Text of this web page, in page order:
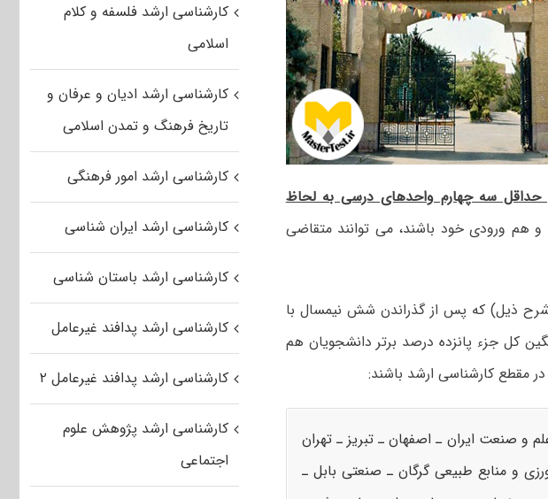
سه چهارم واحدهای درسی به لحاظ
هم ورودی خود باشند، می توانند متقاضی
ذیل) که پس از گذراندن شش نیمسال با
کل جزء پانزده درصد برتر دانشجویان هم
مقطع کارشناسی ارشد باشند:
و صنعت ایران ـ اصفهان ـ تبریز ـ تهران
و منابع طبیعی گرگان ـ صنعتی بابل ـ
کارشناسی ارشد فلسفه و کلام
اسلامی
کارشناسی ارشد ادیان و عرفان و
تاریخ فرهنگ و تمدن اسلامی
کارشناسی ارشد امور فرهنگی
کارشناسی ارشد ایران شناسی
کارشناسی ارشد باستان شناسی
کارشناسی ارشد پدافند غیرعامل
کارشناسی ارشد پدافند غیرعامل ۲
کارشناسی ارشد پژوهش علوم
اجتماعی